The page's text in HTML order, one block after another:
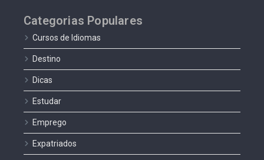
Categorias Populares
Cursos de Idiomas
Destino
Dicas
Estudar
Emprego
Expatriados